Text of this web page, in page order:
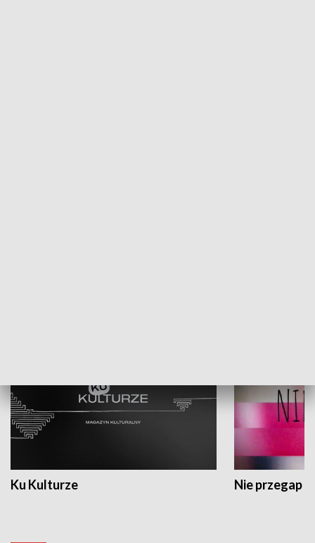
Ku Kulturze Nie przegap